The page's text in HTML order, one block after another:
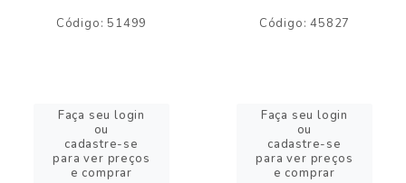
Código: 51499
Faça seu login
ou
cadastre-se
para ver preços
e comprar
Código: 45827
Faça seu login
ou
cadastre-se
para ver preços
e comprar